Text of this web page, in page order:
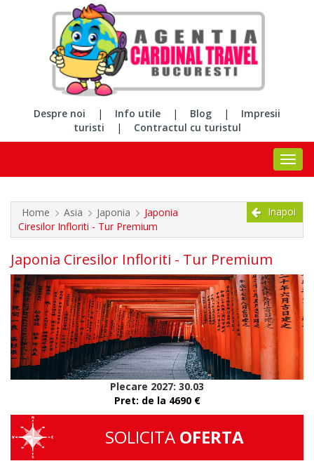
Despre noi | Info utile | Blog |
Impresii
turisti
| Contractul cu turistul
Home Asia Japonia
Japonia
Ciresilor Infloriti - Tur Premium
Inapoi
Japonia Ciresilor Infloriti - Tur Premium
Plecare 2027: 30.03
Pret: de la 4690 €
SOLICITA OFERTA